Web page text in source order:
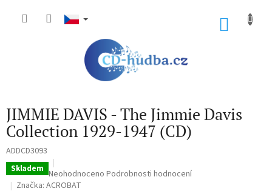
JIMMIE DAVIS - The Jimmie Davis
Collection 1929-1947 (CD)
ADDCD3093
Skladem Průměrné
hodnocení
Neohodnoceno Podrobnosti hodnocení
Značka: ACROBAT